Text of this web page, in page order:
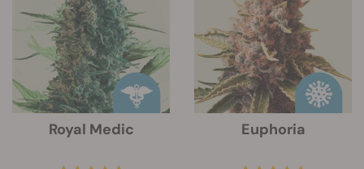
Royal Medic Euphoria